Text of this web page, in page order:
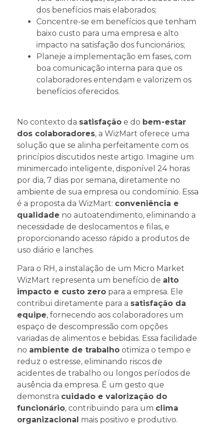
dos benefícios mais elaborados;
Concentre-se em benefícios que tenham
baixo custo para uma empresa e alto
impacto na satisfação dos funcionários;
Planeje a implementação em fases, com
boa comunicação interna para que os
colaboradores entendam e valorizem os
benefícios oferecidos.
No contexto da satisfação e do bem-estar
dos colaboradores, a WizMart oferece uma
solução que se alinha perfeitamente com os
princípios discutidos neste artigo. Imagine um
minimercado inteligente, disponível 24 horas
por dia, 7 dias por semana, diretamente no
ambiente de sua empresa ou condomínio. Essa
é a proposta da WizMart: conveniência e
qualidade no autoatendimento, eliminando a
necessidade de deslocamentos e filas, e
proporcionando acesso rápido a produtos de
uso diário e lanches.
Para o RH, a instalação de um Micro Market
WizMart representa um benefício de alto
impacto e custo zero para a empresa. Ele
contribui diretamente para a satisfação da
equipe, fornecendo aos colaboradores um
espaço de descompressão com opções
variadas de alimentos e bebidas. Essa facilidade
no ambiente de trabalho otimiza o tempo e
reduz o estresse, eliminando riscos de
acidentes de trabalho ou longos períodos de
ausência da empresa. É um gesto que
demonstra cuidado e valorização do
funcionário, contribuindo para um clima
organizacional mais positivo e produtivo.